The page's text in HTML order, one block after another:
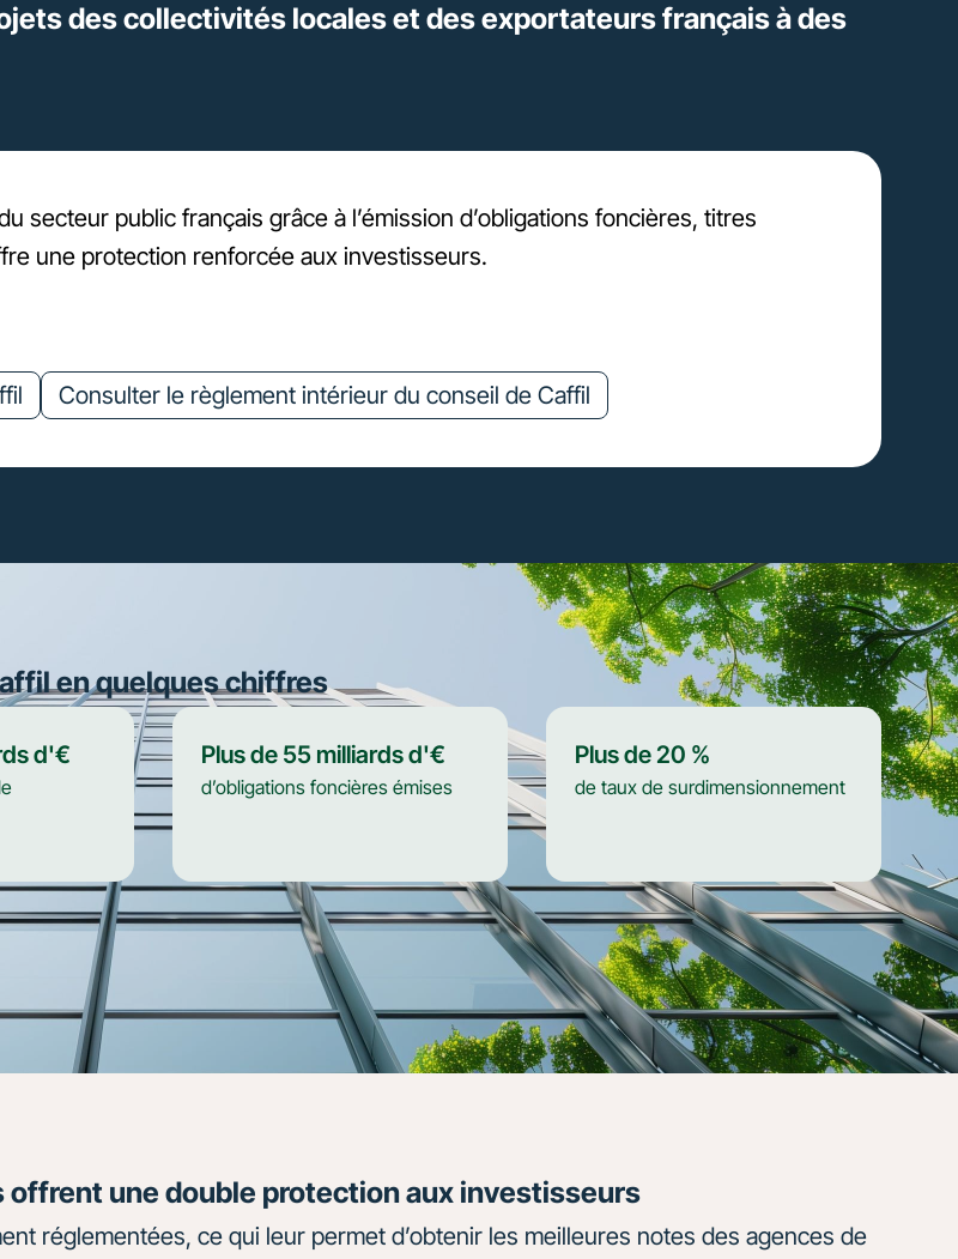
des collectivités locales et des exportateurs français à des
secteur public français grâce à l’émission d’obligations foncières, titres
une protection renforcée aux investisseurs.
Consulter le règlement intérieur du conseil de Caffil
en quelques chiffres
d'€ Plus de 55 milliards d'€
d’obligations foncières émises
Plus de 20 %
de taux de surdimensionnement
offrent une double protection aux investisseurs
réglementées, ce qui leur permet d’obtenir les meilleures notes des agences de